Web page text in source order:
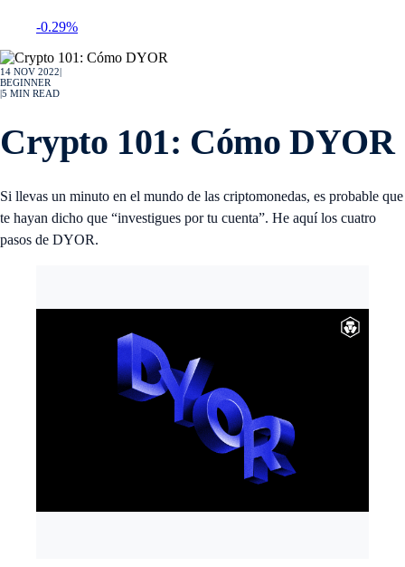
-0.29%
14 NOV 2022
BEGINNER
5 MIN READ
Crypto 101: Cómo DYOR
Si llevas un minuto en el mundo de las criptomonedas, es probable que
te hayan dicho que “investigues por tu cuenta”. He aquí los cuatro
pasos de DYOR.